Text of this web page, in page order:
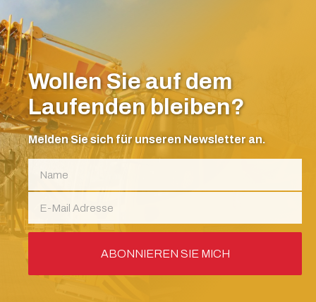
Wollen Sie auf dem
Laufenden bleiben?
Melden Sie sich für unseren Newsletter an.